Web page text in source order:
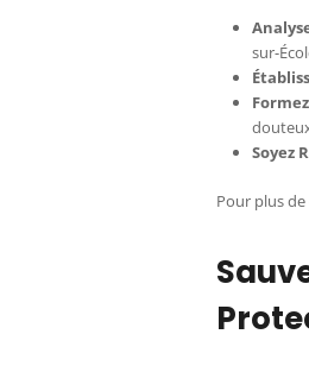
sur-
Soyez
Pour plus